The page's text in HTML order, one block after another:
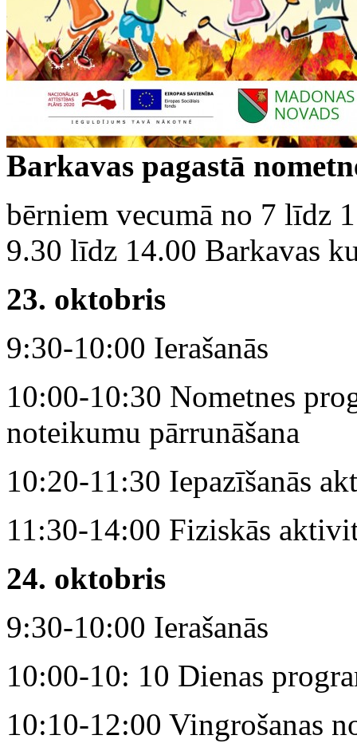
‌Barkavas pagastā
bērniem vecumā no 7 līdz
9.30 līdz 14.00 Barkavas
23. oktobris
9:30-10:00 Ierašanās
10:00-10:30 Nometnes
noteikumu pārrunāšana
10:20-11:30 Iepazīšanās
11:30-14:00 Fiziskās
24. oktobris
9:30-10:00 Ierašanās
10:00-10: 10 Dienas
10:10-12:00 Vingrošanas